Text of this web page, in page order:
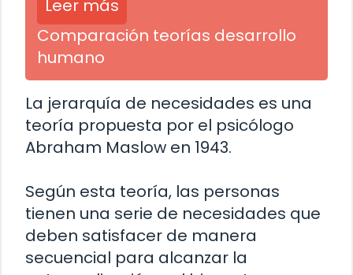
Leer más
Comparación teorías desarrollo
humano
La jerarquía de necesidades es una
teoría propuesta por el psicólogo
Abraham Maslow en 1943.
Según esta teoría, las personas
tienen una serie de necesidades que
deben satisfacer de manera
secuencial para alcanzar la